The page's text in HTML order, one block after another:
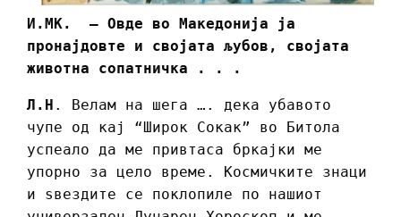
И.МК. – Овде во Македонија ја
пронајдовте и својата љубов, својата
животна сопатничка . . .
Л.Н . Велам на шега …. дека убавото
чупе од кај “Широк Сокак” во Битола
успеало да ме привтаса бркајки ме
упорно за цело време. Космичките знаци
и ѕвездите се поклопиле по нашиот